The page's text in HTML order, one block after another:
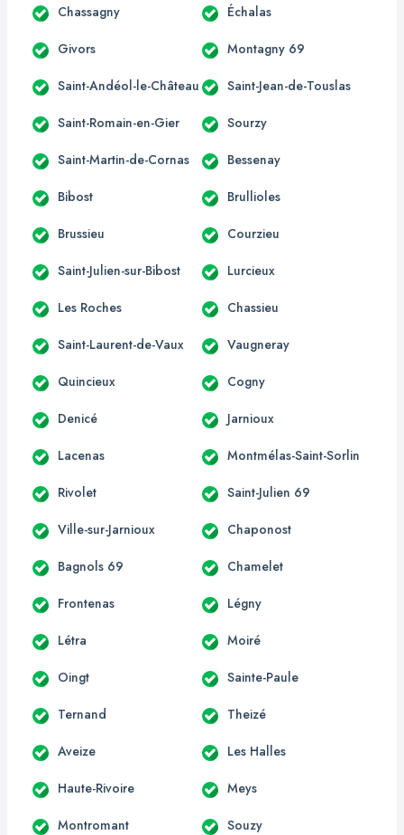
Chassagny Échalas
Givors Montagny 69
Saint-Andéol-le-Château Saint-Jean-de-Touslas
Saint-Romain-en-Gier Sourzy
Saint-Martin-de-Cornas Bessenay
Bibost Brullioles
Brussieu Courzieu
Saint-Julien-sur-Bibost Lurcieux
Les Roches Chassieu
Saint-Laurent-de-Vaux Vaugneray
Quincieux Cogny
Denicé Jarnioux
Lacenas Montmélas-Saint-Sorlin
Rivolet Saint-Julien 69
Ville-sur-Jarnioux Chaponost
Bagnols 69 Chamelet
Frontenas Légny
Létra Moiré
Oingt Sainte-Paule
Ternand Theizé
Aveize Les Halles
Haute-Rivoire Meys
Montromant Souzy